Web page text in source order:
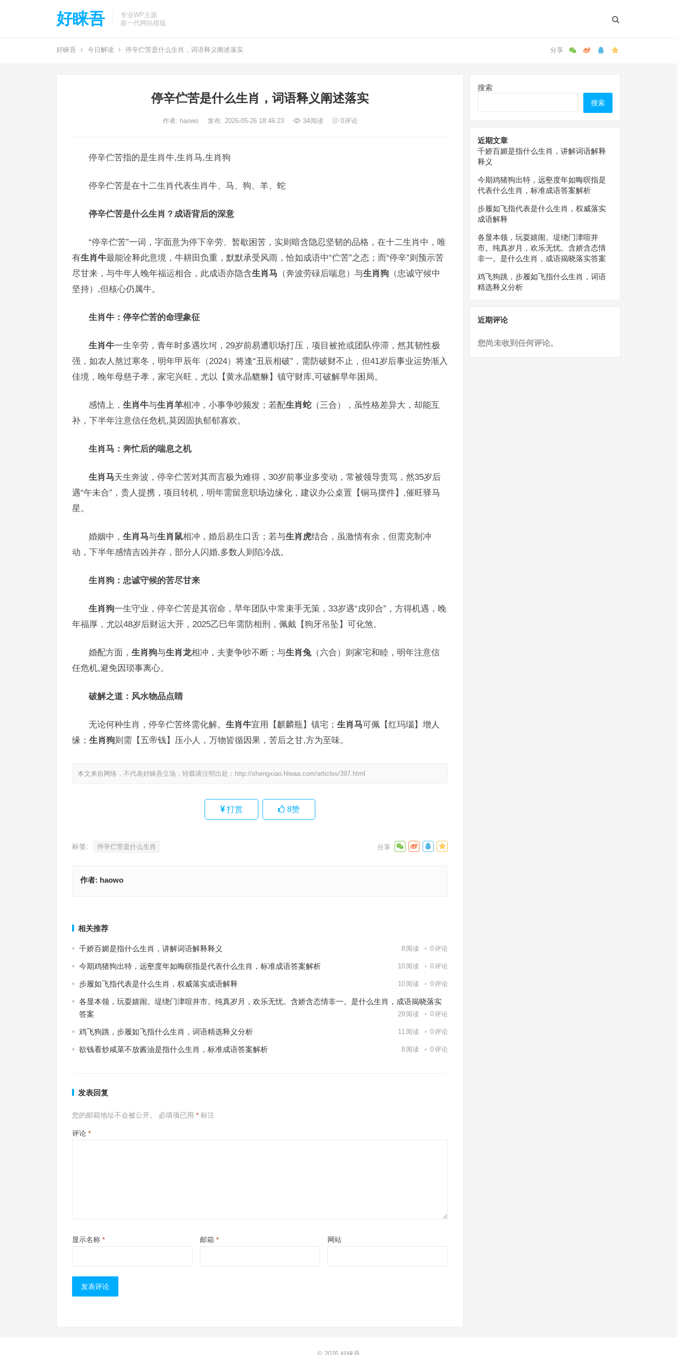
好睐吾
专业WP主题
新一代网站模版
好睐吾 今日解读 停辛伫苦是什么生肖，词语释义阐述落实
停辛伫苦是什么生肖，词语释义阐述落实
作者: haowo 发布: 2026-05-26 18:46:23 34阅读 0评论
停辛伫苦指的是生肖牛,生肖马,生肖狗
停辛伫苦是在十二生肖代表生肖牛、马、狗、羊、蛇
停辛伫苦是什么生肖？成语背后的深意
“停辛伫苦”一词，字面意为停下辛劳、暂歇困苦，实则暗含隐忍坚韧的品格，在十二生肖中，唯
有生肖牛最能诠释此意境，牛耕田负重，默默承受风雨，恰如成语中“伫苦”之态；而“停辛”则预示苦
尽甘来，与牛年人晚年福运相合，此成语亦隐含生肖马 （奔波劳碌后喘息）与生肖狗 （忠诚守候中
坚持）,但核心仍属牛。
生肖牛：停辛伫苦的命理象征
生肖牛一生辛劳，青年时多遇坎坷，29岁前易遭职场打压，项目被抢或团队停滞，然其韧性极
强，如农人熬过寒冬，明年甲辰年（2024）将逢“丑辰相破”，需防破财不止，但41岁后事业运势渐入
佳境，晚年母慈子孝，家宅兴旺，尤以【黄水晶貔貅】镇守财库,可破解早年困局。
感情上， 生肖牛与生肖羊相冲，小事争吵频发；若配生肖蛇 （三合），虽性格差异大，却能互
补，下半年注意信任危机,莫因固执郁郁寡欢。
生肖马：奔忙后的喘息之机
生肖马天生奔波，停辛伫苦对其而言极为难得，30岁前事业多变动，常被领导责骂，然35岁后
遇“午未合”，贵人提携，项目转机，明年需留意职场边缘化，建议办公桌置【铜马摆件】,催旺驿马
星。
婚姻中， 生肖马与生肖鼠相冲，婚后易生口舌；若与生肖虎结合，虽激情有余，但需克制冲
动，下半年感情吉凶并存，部分人闪婚,多数人则陷冷战。
生肖狗：忠诚守候的苦尽甘来
生肖狗一生守业，停辛伫苦是其宿命，早年团队中常束手无策，33岁遇“戌卯合”，方得机遇，晚
年福厚，尤以48岁后财运大开，2025乙巳年需防相刑，佩戴【狗牙吊坠】可化煞。
婚配方面， 生肖狗与生肖龙相冲，夫妻争吵不断；与生肖兔（六合）则家宅和睦，明年注意信
任危机,避免因琐事离心。
破解之道：风水物品点睛
无论何种生肖，停辛伫苦终需化解。 生肖牛宜用【麒麟瓶】镇宅； 生肖马可佩【红玛瑙】增人
缘； 生肖狗则需【五帝钱】压小人，万物皆循因果，苦后之甘,方为至味。
本文来自网络，不代表好睐吾立场，转载请注明出处： http://shengxiao.hlwaa.com/articles/397.html
打赏 8赞
标签: 停辛伫苦是什么生肖
作者: haowo
相关推荐
千娇百媚是指什么生肖，讲解词语解释释义 8 阅读 0评论
今期鸡猪狗出特，远壑度年如晦暝指是代表什么生肖，标准成语答案解析 10 阅读 0评论
步履如飞指代表是什么生肖，权威落实成语解释 10 阅读 0评论
各显本领，玩耍嬉闹。堤绕门津喧井市。纯真岁月，欢乐无忧。含娇含态情非一。是什么生肖，成语揭晓落实
答案
29 阅读 0评论
鸡飞狗跳，步履如飞指什么生肖，词语精选释义分析 11 阅读 0评论
欲钱看炒咸菜不放酱油是指什么生肖，标准成语答案解析 8 阅读 0评论
发表回复
您的邮箱地址不会被公开。 必填项已用 * 标注
评论 *
显示名称 * 邮箱 * 网站
搜索
搜索
近期文章
千娇百媚是指什么生肖，讲解词语解释
释义
今期鸡猪狗出特，远壑度年如晦暝指是
代表什么生肖，标准成语答案解析
步履如飞指代表是什么生肖，权威落实
成语解释
各显本领，玩耍嬉闹。堤绕门津喧井
市。纯真岁月，欢乐无忧。含娇含态情
非一。是什么生肖，成语揭晓落实答案
鸡飞狗跳，步履如飞指什么生肖，词语
精选释义分析
近期评论
您尚未收到任何评论。